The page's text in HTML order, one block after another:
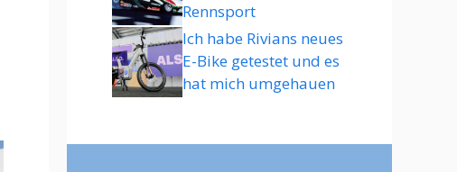
Rennsport
Ich habe Rivians neues
E-Bike getestet und es
hat mich umgehauen